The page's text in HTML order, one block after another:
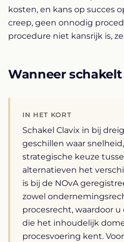
kosten, en kans op succes
creep, geen onnodig
procedure niet kansrijk is,
Wanneer schakelt
IN HET KORT
Schakel Clavix in bij
geschillen waar
strategische keuze
alternatieven het
is bij de NOvA
zowel
procesrecht, waardoor
die het inhoudelijk
procesvoering kent.